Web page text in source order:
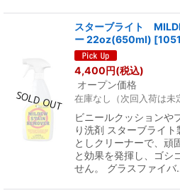
スターブライト
ー 22oz(650ml) [
4,400円(税込)
オープン価格
在庫なし（次回入荷は未
ビニールクッションや
り洗剤 スターブライ
としクリーナーで、頑
と効果を発揮し、ゴシ
せん。 グラスファイ